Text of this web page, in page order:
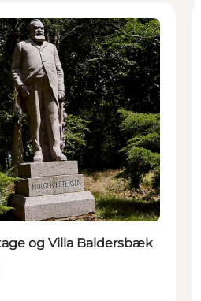
og Villa Baldersbæk